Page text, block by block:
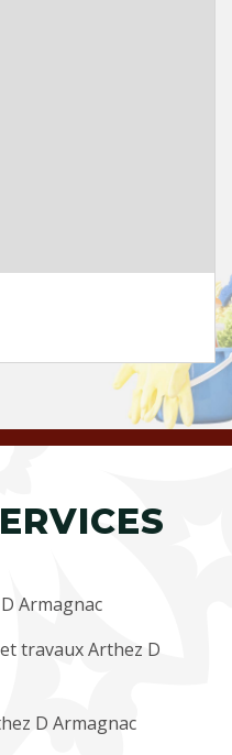
Armagnac
travaux Arthez D
D Armagnac